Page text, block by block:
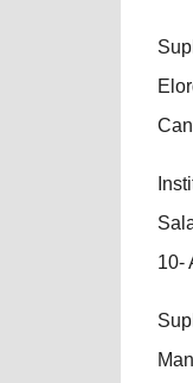
10-